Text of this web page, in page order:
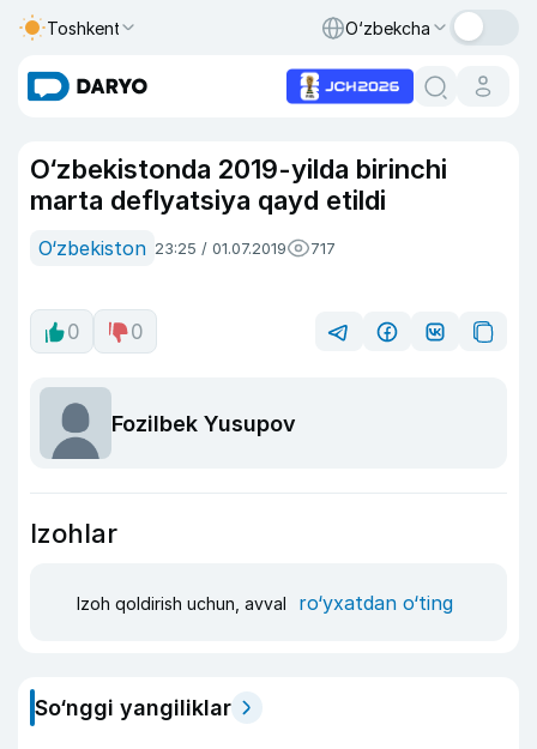
Toshkent O‘zbekcha
O‘zbekistonda 2019-yilda birinchi
marta deflyatsiya qayd etildi
O‘zbekiston 23:25 / 01.07.2019 717
0 0
Fozilbek Yusupov
Izohlar
Izoh qoldirish uchun, avval ro‘yxatdan o‘ting
So‘nggi yangiliklar